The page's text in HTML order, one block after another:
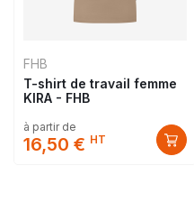
FHB
T-shirt de travail femme
KIRA - FHB
à partir de
16,50 € HT